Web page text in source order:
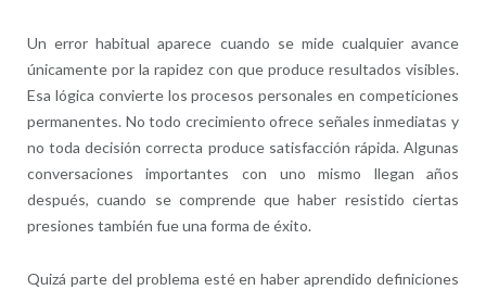
Un error habitual aparece cuando se mide cualquier avance
únicamente por la rapidez con que produce resultados visibles.
Esa lógica convierte los procesos personales en competiciones
permanentes. No todo crecimiento ofrece señales inmediatas y
no toda decisión correcta produce satisfacción rápida. Algunas
conversaciones importantes con uno mismo llegan años
después, cuando se comprende que haber resistido ciertas
presiones también fue una forma de éxito.
Quizá parte del problema esté en haber aprendido definiciones